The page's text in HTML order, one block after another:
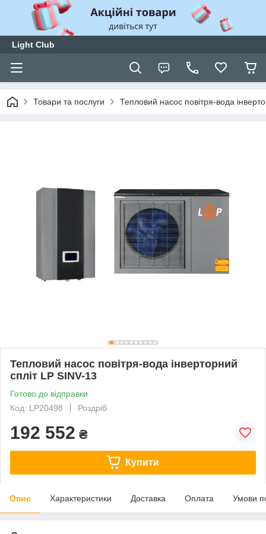
Light Club
Товари та послуги Тепловий насос повітря-вода
Тепловий насос повітря-вода інверторний
спліт LP SINV-13
Готово до відправки
Код: LP20498
Роздріб
192 552 ₴
Купити
Опис Характеристики Доставка Оплата Умови